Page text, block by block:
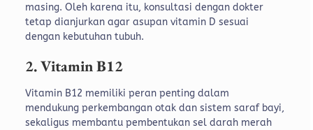
masing. Oleh karena itu, konsultasi dengan dokter
tetap dianjurkan agar asupan vitamin D sesuai
dengan kebutuhan tubuh.
2. Vitamin B12
Vitamin B12 memiliki peran penting dalam
mendukung perkembangan otak dan sistem saraf bayi,
sekaligus membantu pembentukan sel darah merah